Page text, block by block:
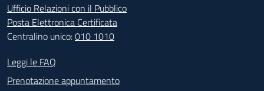
Ufficio Relazioni con il Pubblico
Posta Elettronica Certificata
Centralino unico:010 1010
Footer - Contatti
Leggi le FAQ
Prenotazione appuntamento